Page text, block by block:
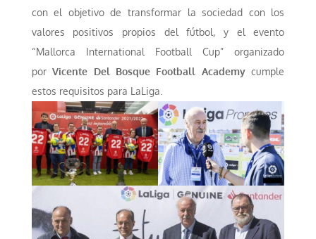
con el objetivo de transformar la sociedad con los
valores positivos propios del fútbol, y el evento
“Mallorca International Football Cup” organizado
porVicente Del Bosque Football Academycumple
estos requisitos para LaLiga.